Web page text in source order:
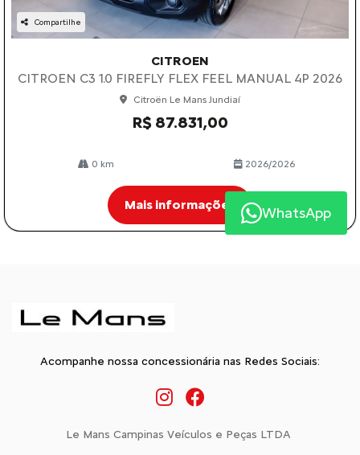
Compartilhe
CITROEN
CITROEN C3 1.0 FIREFLY FLEX FEEL MANUAL 4P 2026
Citroën Le Mans Jundiaí
R$ 87.831,00
0 km 2026/2026
Mais informações
Acompanhe nossa concessionária nas Redes Sociais:
Le Mans Campinas Veículos e Peças LTDA
WhatsApp